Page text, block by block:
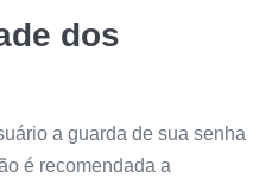
dos
a guarda de sua senha
é recomendada a